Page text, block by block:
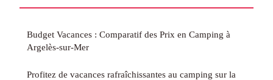
Budget Vacances : Comparatif des Prix en Camping à
Argelès-sur-Mer
Profitez de vacances rafraîchissantes au camping sur la